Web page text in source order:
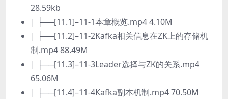
28.59kb
| ├──[11.1]–11-1本章概览.mp4 4.10M
| ├──[11.2]–11-2Kafka相关信息在ZK上的存储机
制.mp4 88.49M
| ├──[11.3]–11-3Leader选择与ZK的关系.mp4
65.06M
| ├──[11.4]–11-4Kafka副本机制.mp4 70.50M